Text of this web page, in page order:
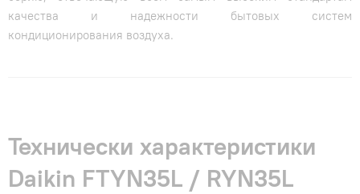
качества и надежности бытовых систем
кондиционирования воздуха.
Технически характеристики
Daikin FTYN35L / RYN35L